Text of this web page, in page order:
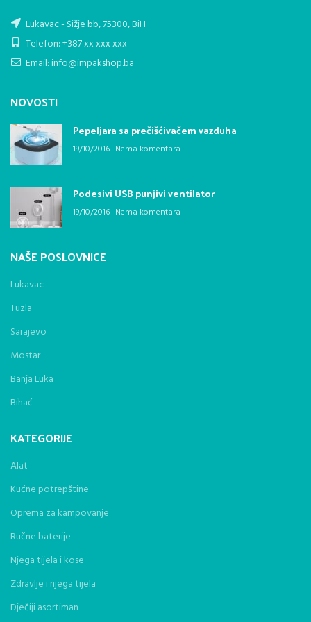
Lukavac - Sižje bb, 75300, BiH
Telefon: +387 xx xxx xxx
Email: info@impakshop.ba
NOVOSTI
Pepeljara sa prečišćivačem vazduha
19/10/2016 Nema komentara
Podesivi USB punjivi ventilator
19/10/2016 Nema komentara
NAŠE POSLOVNICE
Lukavac
Tuzla
Sarajevo
Mostar
Banja Luka
Bihać
KATEGORIJE
Alat
Kućne potrepštine
Oprema za kampovanje
Ručne baterije
Njega tijela i kose
Zdravlje i njega tijela
Dječiji asortiman